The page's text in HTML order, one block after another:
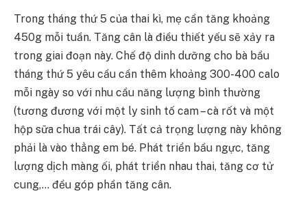
Trong tháng thứ 5 của thai kì, mẹ cần tăng khoảng
450g mỗi tuần. Tăng cân là điều thiết yếu sẽ xảy ra
trong giai đoạn này. Chế độ dinh dưỡng cho bà bầu
tháng thứ 5 yêu cầu cần thêm khoảng 300-400 calo
mỗi ngày so với nhu cầu năng lượng bình thường
(tương đương với một ly sinh tố cam – cà rốt và một
hộp sữa chua trái cây). Tất cả trọng lượng này không
phải là vào thẳng em bé. Phát triển bầu ngực, tăng
lượng dịch màng ối, phát triển nhau thai, tăng cơ tử
cung,… đều góp phần tăng cân.